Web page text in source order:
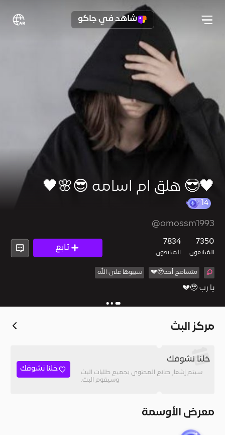
شاهد في جاكو
🖤😎 هلق ام اسامه 😎🌸🖤
@omossm1993
7350
المُتابعون
7834
المتابعون
تابع
متسامح أحد🥹💔 سيبوها على الله
يا رب 🥹💔
مركز البث
خلنا نشوفك
سيتم إشعار صانع المحتوى بجميع طلبات البث
وسيقوم البث.
خلنا نشوفك
معرض الأوسمة